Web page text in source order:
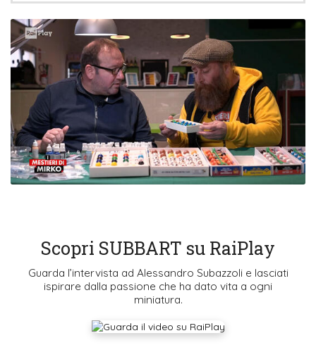
Scopri SUBBART su RaiPlay
Guarda l’intervista ad Alessandro Subazzoli e lasciati
ispirare dalla passione che ha dato vita a ogni
miniatura.